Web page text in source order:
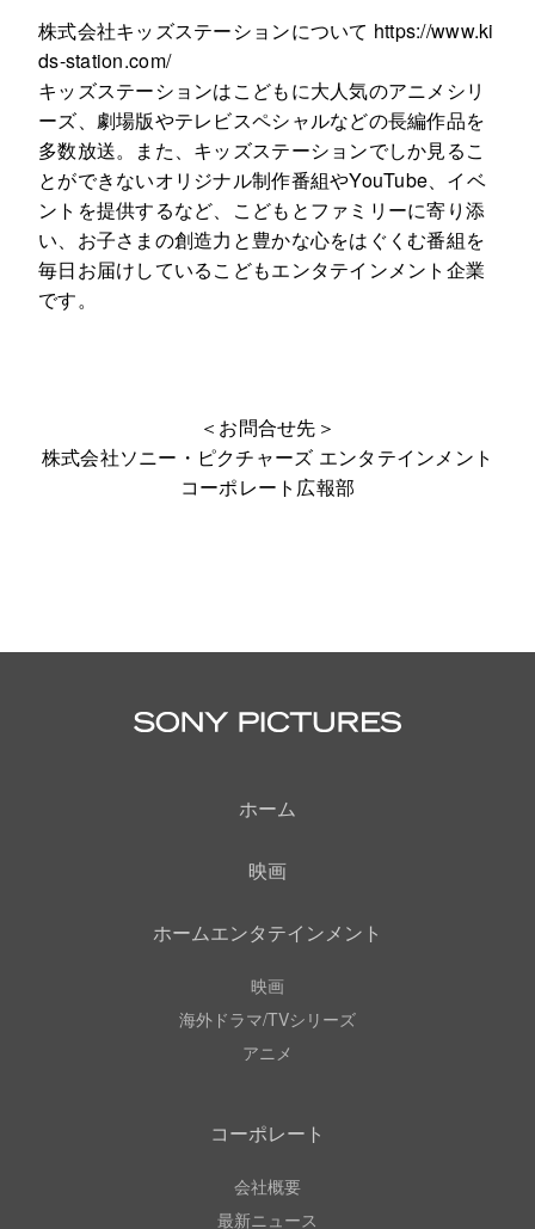
株式会社キッズステーションについて https://www.ki
ds-station.com/
キッズステーションはこどもに大人気のアニメシリ
ーズ、劇場版やテレビスペシャルなどの長編作品を
多数放送。また、キッズステーションでしか見るこ
とができないオリジナル制作番組やYouTube、イベ
ントを提供するなど、こどもとファミリーに寄り添
い、お子さまの創造力と豊かな心をはぐくむ番組を
毎日お届けしているこどもエンタテインメント企業
です。
＜お問合せ先＞
株式会社ソニー・ピクチャーズ エンタテインメント
コーポレート広報部
ホーム
映画
ホームエンタテインメント
映画
海外ドラマ/TVシリーズ
アニメ
コーポレート
会社概要
最新ニュース